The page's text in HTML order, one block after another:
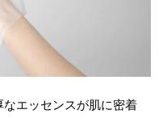
エッセンスが肌に密着